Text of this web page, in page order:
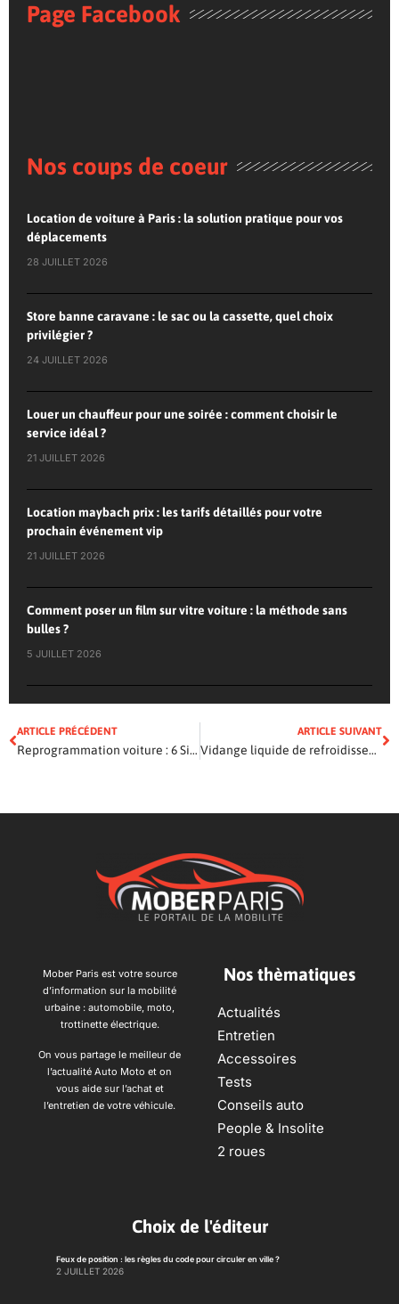
Page Facebook
Nos coups de coeur
Location de voiture à Paris : la solution pratique pour vos
déplacements
28 JUILLET 2026
Store banne caravane : le sac ou la cassette, quel choix
privilégier ?
24 JUILLET 2026
Louer un chauffeur pour une soirée : comment choisir le
service idéal ?
21 JUILLET 2026
Location maybach prix : les tarifs détaillés pour votre
prochain événement vip
21 JUILLET 2026
Comment poser un film sur vitre voiture : la méthode sans
bulles ?
5 JUILLET 2026
ARTICLE PRÉCÉDENT
Reprogrammation voiture : 6 Signes d’une mauvaise programmation
ARTICLE SUIVANT
Vidange liquide de refroidissement : À quelle fréquence dois-je changer le liquide de refroidissement ?
Mober Paris est votre source
d’information sur la mobilité
urbaine : automobile, moto,
trottinette électrique.
On vous partage le meilleur de
l’actualité Auto Moto et on
vous aide sur l’achat et
l’entretien de votre véhicule.
Nos thèmatiques
Actualités
Entretien
Accessoires
Tests
Conseils auto
People & Insolite
2 roues
Choix de l'éditeur
Feux de position : les règles du code pour circuler en ville ?
2 JUILLET 2026